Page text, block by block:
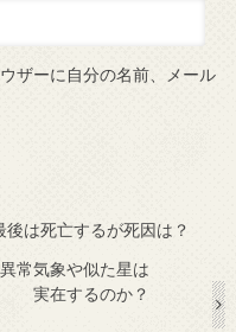
ザーに自分の名前、メール
後は死亡するが死因は？
常気象や似た星は
実在するのか？